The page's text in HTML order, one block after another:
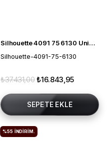
Silhouette 4091 75 6130 Unisex Güneş Gözlüğü
Silhouette-4091-75-6130
₺16.843,95
₺37.431,00
SEPETE EKLE
%55 İNDIRIM.